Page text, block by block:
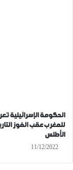
الحكومة الإسرائيلية
للمغرب عقب الفوز
الأطلس
11/12/2022